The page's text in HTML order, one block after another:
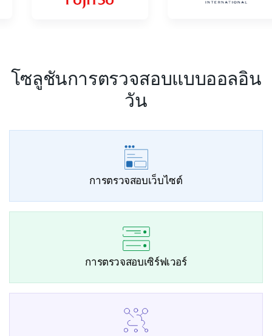
โซลูชันการตรวจสอบแบบออลอิน
วัน
การตรวจสอบเว็บไซต์
การตรวจสอบเซิร์ฟเวอร์